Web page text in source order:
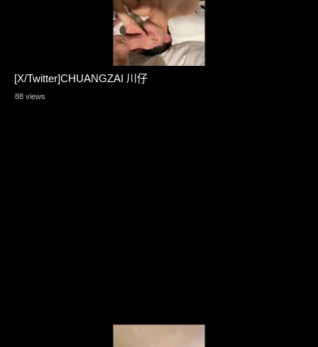
[X/Twitter]CHUANGZAI 川仔
88 views